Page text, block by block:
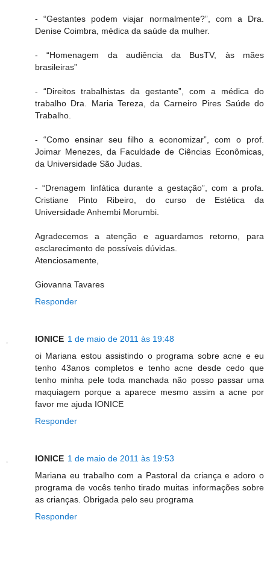
- “Gestantes podem viajar normalmente?”, com a Dra.
Denise Coimbra, médica da saúde da mulher.
- “Homenagem da audiência da BusTV, às mães
brasileiras”
- “Direitos trabalhistas da gestante”, com a médica do
trabalho Dra. Maria Tereza, da Carneiro Pires Saúde do
Trabalho.
- “Como ensinar seu filho a economizar”, com o prof.
Joimar Menezes, da Faculdade de Ciências Econômicas,
da Universidade São Judas.
- “Drenagem linfática durante a gestação”, com a profa.
Cristiane Pinto Ribeiro, do curso de Estética da
Universidade Anhembi Morumbi.
Agradecemos a atenção e aguardamos retorno, para
esclarecimento de possíveis dúvidas.
Atenciosamente,
Giovanna Tavares
Responder
IONICE 1 de maio de 2011 às 19:48
oi Mariana estou assistindo o programa sobre acne e eu
tenho 43anos completos e tenho acne desde cedo que
tenho minha pele toda manchada não posso passar uma
maquiagem porque a aparece mesmo assim a acne por
favor me ajuda IONICE
Responder
IONICE 1 de maio de 2011 às 19:53
Mariana eu trabalho com a Pastoral da criança e adoro o
programa de vocês tenho tirado muitas informações sobre
as crianças. Obrigada pelo seu programa
Responder